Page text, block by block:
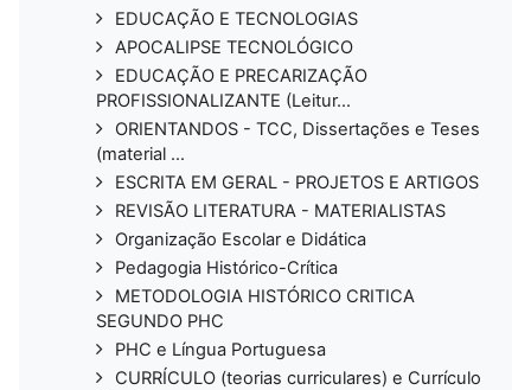
EDUCAÇÃO E TECNOLOGIAS
APOCALIPSE TECNOLÓGICO
EDUCAÇÃO E PRECARIZAÇÃO
PROFISSIONALIZANTE (Leitur...
ORIENTANDOS - TCC, Dissertações e Teses
(material ...
ESCRITA EM GERAL - PROJETOS E ARTIGOS
REVISÃO LITERATURA - MATERIALISTAS
Organização Escolar e Didática
Pedagogia Histórico-Crítica
METODOLOGIA HISTÓRICO CRITICA
SEGUNDO PHC
PHC e Língua Portuguesa
CURRÍCULO (teorias curriculares) e Currículo